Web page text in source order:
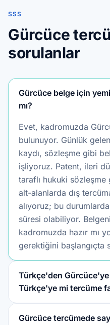
SSS
Gürcüce
sorulanlar
Gürcüce belge için
mı?
Evet, kadromuzda
bulunuyor. Günlük
kaydı, sözleşme gibi
işliyoruz. Patent, ileri
taraflı hukuki
alt-alanlarda dış
alıyoruz; bu
süresi olabiliyor.
kadromuzda hazır mı
gerektiğini başlangıçta
Türkçe'den
Türkçe'ye mi tercüme
Gürcüce tercümede